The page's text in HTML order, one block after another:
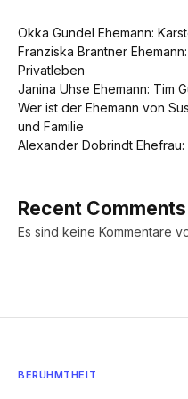
Okka Gundel Ehemann:
Franziska Brantner
Privatleben
Janina Uhse Ehemann: Tim
Wer ist der Ehemann von
und Familie
Alexander Dobrindt Ehefrau:
Recent Comments
Es sind keine Kommentare
BERÜHMTHEIT